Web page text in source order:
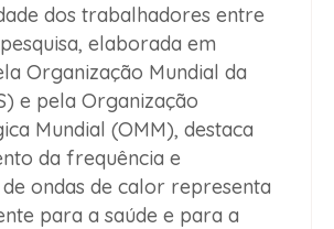
dos trabalhadores entre
elaborada em
Organização Mundial da
e pela Organização
Mundial (OMM), destaca
da frequência e
ondas de calor representa
para a saúde e para a